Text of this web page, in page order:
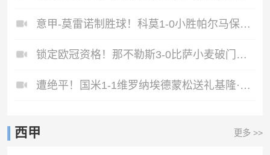
意甲-莫雷诺制胜球！科莫1-0小胜帕尔马保留进欧冠悬念
锁定欧冠资格！那不勒斯3-0比萨小麦破门霍伊伦传射拉赫马尼建功
遭绝平！国米1-1维罗纳埃德蒙松送礼基隆·鲍伊绝平劳塔罗失良机
西甲 更多 >>